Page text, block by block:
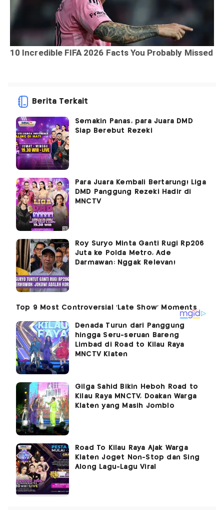
Berita Terkait
Semakin Panas, para Juara DMD
Siap Berebut Rezeki
Para Juara Kembali Bertarung! Liga
DMD Panggung Rezeki Hadir di
MNCTV
Roy Suryo Minta Ganti Rugi Rp206
Juta ke Polda Metro, Ade
Darmawan: Nggak Relevan!
Denada Turun dari Panggung
hingga Seru-seruan Bareng
Limbad di Road to Kilau Raya
MNCTV Klaten
Gilga Sahid Bikin Heboh Road to
Kilau Raya MNCTV, Doakan Warga
Klaten yang Masih Jomblo
Road To Kilau Raya Ajak Warga
Klaten Joget Non-Stop dan Sing
Along Lagu-Lagu Viral